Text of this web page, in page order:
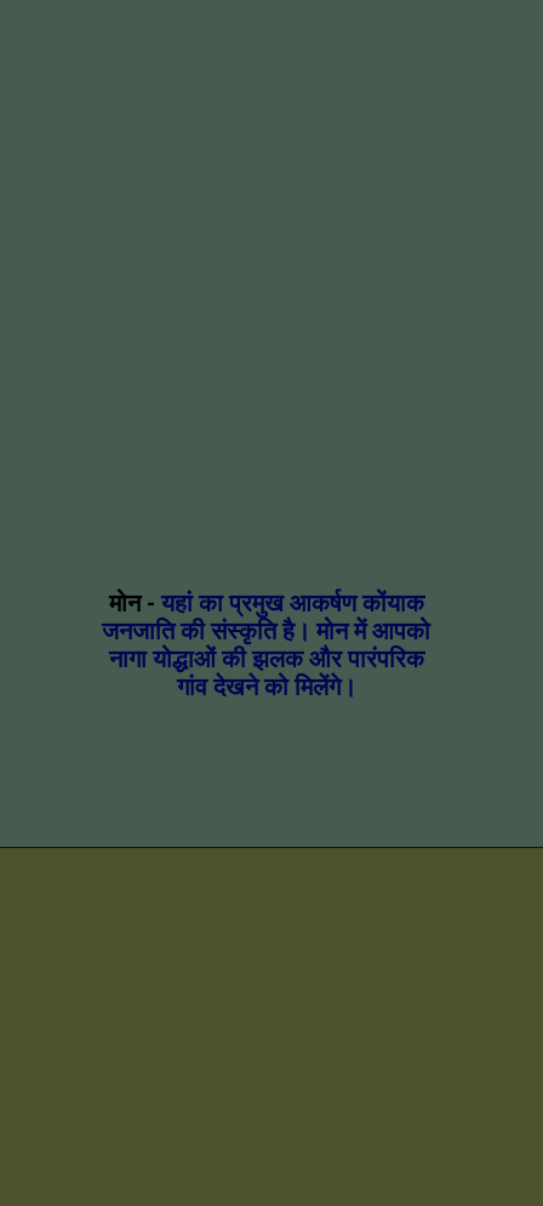
मोन - यहां का प्रमुख आकर्षण कोंयाक
जनजाति की संस्कृति है। मोन में आपको
नागा योद्धाओं की झलक और पारंपरिक
गांव देखने को मिलेंगे।